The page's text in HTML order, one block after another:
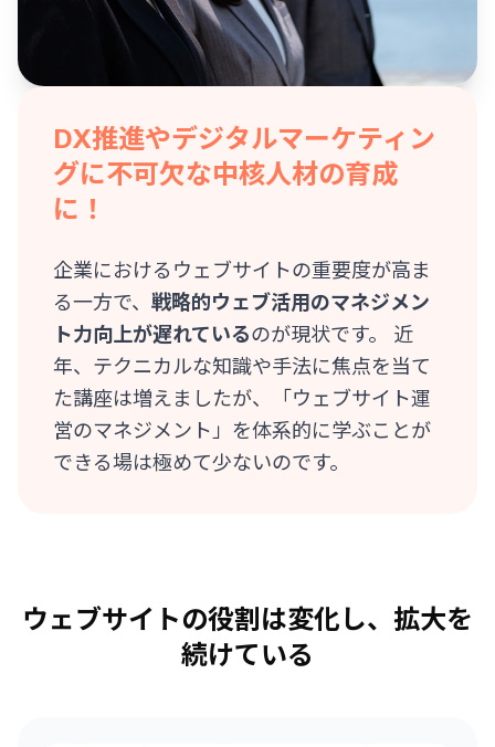
DX推進やデジタルマーケティン
グに不可欠な中核人材の育成
に！
企業におけるウェブサイトの重要度が高ま
る一方で、 戦略的ウェブ活用のマネジメン
ト力向上が遅れているのが現状です。 近
年、テクニカルな知識や手法に焦点を当て
た講座は増えましたが、「ウェブサイト運
営のマネジメント」を体系的に学ぶことが
できる場は極めて少ないのです。
ウェブサイトの役割は変化し、拡大を
続けている